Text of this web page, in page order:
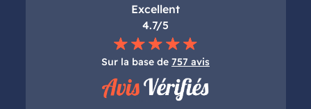
Excellent
4.7/5
Sur la base de 757 avis